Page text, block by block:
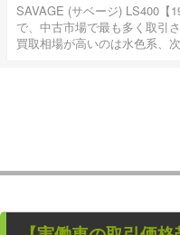
SAVAGE (サベージ) LS400【
で、中古市場で最も多く取引
買取相場が高いのは水色系、